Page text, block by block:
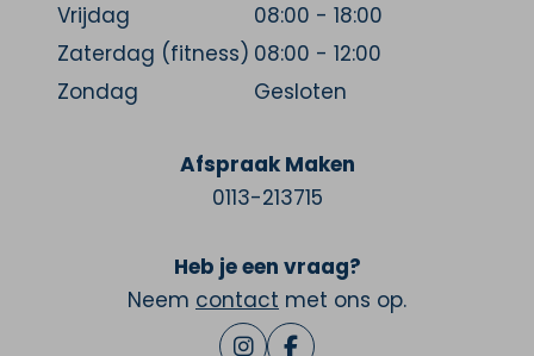
Vrijdag
08:00 - 18:00
Zaterdag (fitness) 08:00 - 12:00
Zondag
Gesloten
Afspraak Maken
0113-213715
Heb je een vraag?
Neem contact met ons op.